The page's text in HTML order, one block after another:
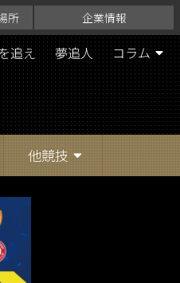
所 企業情報
追え 夢追人 コラム
他競技